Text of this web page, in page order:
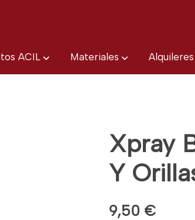
ACIL Materiales Alquileres
Xpray
Y
9,50 €